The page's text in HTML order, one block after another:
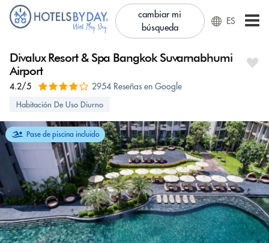
cambiar mi
búsqueda
ES
Divalux Resort & Spa Bangkok Suvarnabhumi
Airport
4.2/5 2954 Reseñas en Google
Habitación De Uso Diurno
Pase de piscina incluido